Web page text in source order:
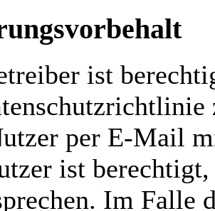
ist
per E-Mail
ist
Im Falle